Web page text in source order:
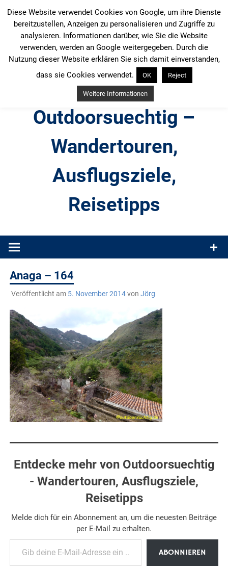
Inhalt
springen
Outdoorsuechtig –
Wandertouren,
Ausflugsziele,
Reisetipps
Produkttests und Buchrezensionen. Ein Blog für alle, die gern
Anaga – 164
Veröffentlicht am 5. November 2014von Jörg
Entdecke mehr von Outdoorsuechtig
- Wandertouren, Ausflugsziele,
Reisetipps
Melde dich für ein Abonnement an, um die neuesten Beiträge
per E-Mail zu erhalten.
Gib deine E-Mail-Adresse ein ...
ABONNIEREN
Diese Website verwendet Cookies von Google, um ihre Dienste
bereitzustellen, Anzeigen zu personalisieren und Zugriffe zu
analysieren. Informationen darüber, wie Sie die Website
verwenden, werden an Google weitergegeben. Durch die
Nutzung dieser Website erklären Sie sich damit einverstanden,
dass sie Cookies verwendet.
OK Reject
Weitere Informationen